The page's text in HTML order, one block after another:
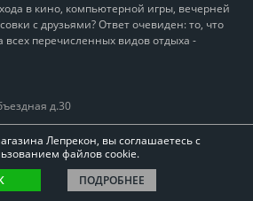
в кино, компьютерной игры, вечерней
с друзьями? Ответ очевиден: то, что
перечисленных видов отдыха -
д.30
2026. Все права защищены
Лепрекон, вы соглашаетесь с
файлов cookie.
ПОДРОБНЕЕ